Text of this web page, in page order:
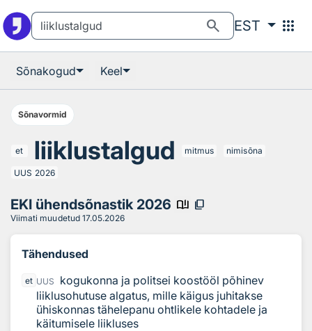
search EST apps
Sõnakogud Keel
Sõnavormid
et liiklustalgud mitmus nimisõna
UUS 2026
EKI ühendsõnastik 2026 book_ribbon content_copy
Viimati muudetud 17.05.2026
Tähendused
et UUS
kogukonna ja politsei koostööl põhinev
liiklusohutuse algatus, mille käigus juhitakse
ühiskonnas tähelepanu ohtlikele kohtadele ja
käitumisele liikluses